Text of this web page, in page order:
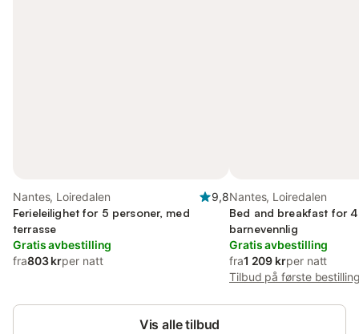
Nantes, Loiredalen
9,8
Ferieleilighet for 5 personer, med
terrasse
Gratis avbestilling
fra803 krper natt
Nantes, Loiredalen
Bed and breakfast for
barnevennlig
Gratis avbestilling
fra1 209 krper natt
Tilbud på første
Vis alle tilbud